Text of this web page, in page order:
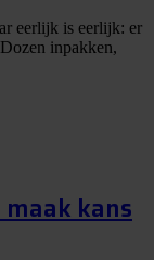
eerlijk is eerlijk: er
inpakken,
kans